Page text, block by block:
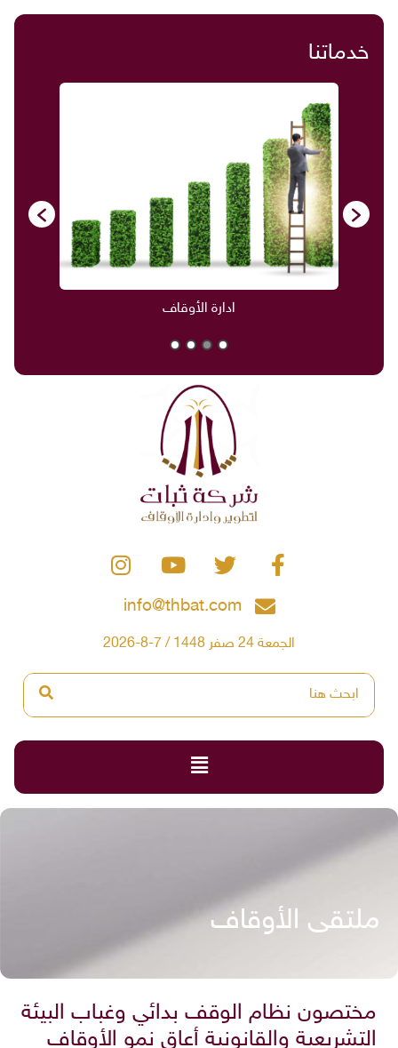
خدماتنا
ادارة الأوقاف
info@thbat.com
الجمعة 24 صفر 1448 / 7-8-2026
ملتقى الأوقاف
مختصون نظام الوقف بدائي وغباب البيئة
التشريعية والقانونية أعاق نمو الأوقاف